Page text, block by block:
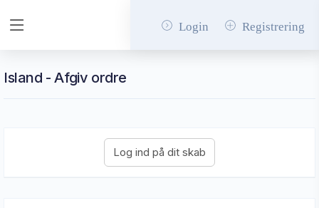
Login Registrering
Island - Afgiv ordre